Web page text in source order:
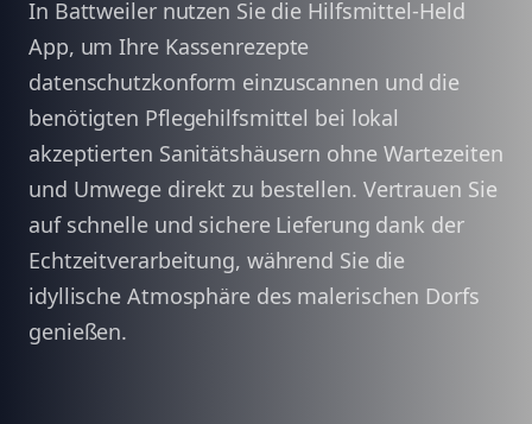
In Battweiler nutzen Sie die Hilfsmittel-Held
App, um Ihre Kassenrezepte
datenschutzkonform einzuscannen und die
benötigten Pflegehilfsmittel bei lokal
akzeptierten Sanitätshäusern ohne Wartezeiten
und Umwege direkt zu bestellen. Vertrauen Sie
auf schnelle und sichere Lieferung dank der
Echtzeitverarbeitung, während Sie die
idyllische Atmosphäre des malerischen Dorfs
genießen.